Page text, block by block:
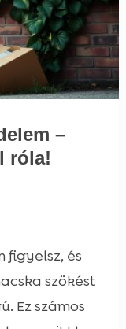
–
róla!
figyelsz, és
szökést
Ez számos